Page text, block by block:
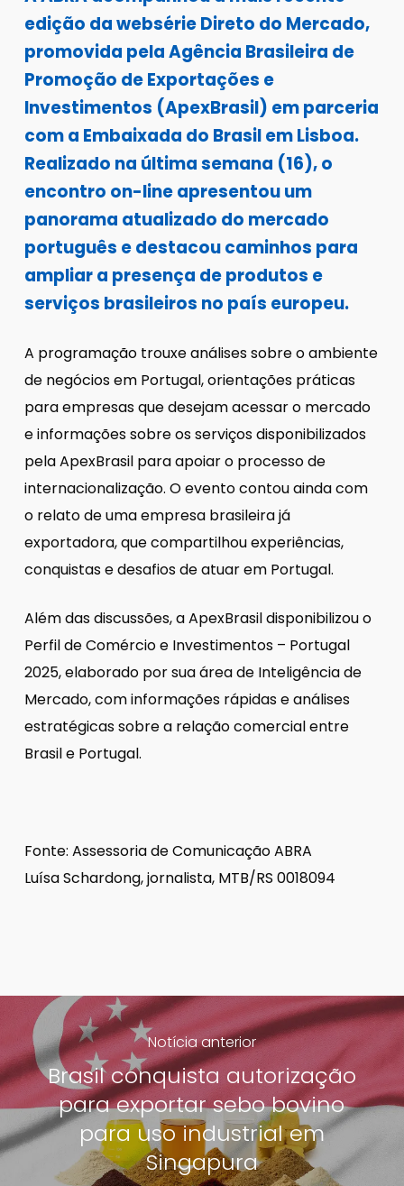
edição da websérie Direto do Mercado,
promovida pela Agência Brasileira de
Promoção de Exportações e
Investimentos (ApexBrasil) em parceria
com a Embaixada do Brasil em Lisboa.
Realizado na última semana (16), o
encontro on-line apresentou um
panorama atualizado do mercado
português e destacou caminhos para
ampliar a presença de produtos e
serviços brasileiros no país europeu.
A programação trouxe análises sobre o ambiente
de negócios em Portugal, orientações práticas
para empresas que desejam acessar o mercado
e informações sobre os serviços disponibilizados
pela ApexBrasil para apoiar o processo de
internacionalização. O evento contou ainda com
o relato de uma empresa brasileira já
exportadora, que compartilhou experiências,
conquistas e desafios de atuar em Portugal.
Além das discussões, a ApexBrasil disponibilizou o
Perfil de Comércio e Investimentos – Portugal
2025, elaborado por sua área de Inteligência de
Mercado, com informações rápidas e análises
estratégicas sobre a relação comercial entre
Brasil e Portugal.
Fonte: Assessoria de Comunicação ABRA
Luísa Schardong, jornalista, MTB/RS 0018094
Notícia anterior
Brasil conquista autorização
para exportar sebo bovino
para uso industrial em
Singapura